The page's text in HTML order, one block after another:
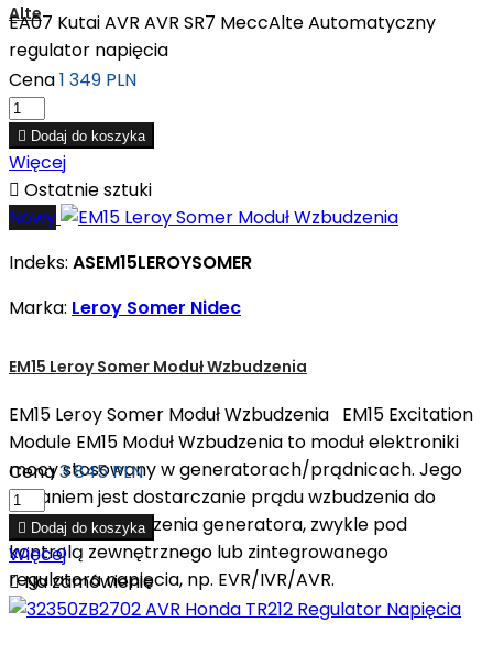
Alte
EA07 Kutai AVR AVR SR7 MeccAlte Automatyczny
regulator napięcia
Cena1 349 PLN
 Dodaj do koszyka
Więcej
 Ostatnie sztuki
Nowy
Indeks: ASEM15LEROYSOMER
Marka: Leroy Somer Nidec
EM15 Leroy Somer Moduł Wzbudzenia
EM15 Leroy Somer Moduł Wzbudzenia EM15 Excitation
Module EM15 Moduł Wzbudzenia to moduł elektroniki
mocy stosowany w generatorach/prądnicach. Jego
zadaniem jest dostarczanie prądu wzbudzenia do
uzwojenia wzbudzenia generatora, zwykle pod
kontrolą zewnętrznego lub zintegrowanego
regulatora napięcia, np. EVR/IVR/AVR.
Cena3 845 PLN
 Dodaj do koszyka
Więcej
Na zamówienie